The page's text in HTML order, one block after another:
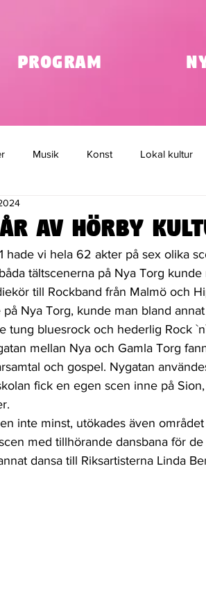
Program
Musik Konst Lokal kultur
av hörby
hade vi hela 62 akter på sex olika
tältscenerna på Nya Torg
till Rockband från Malmö och
på Nya Torg, kunde man bland
tung bluesrock och hederlig Rock
mellan Nya och Gamla Torg
och gospel. Nygatan
fick en egen scen inne på
inte minst, utökades även
med tillhörande dansbana för
dansa till Riksartisterna Linda